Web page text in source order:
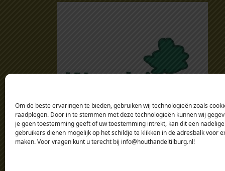
Om de beste ervaringen te bieden, gebruiken wij technologieën zoals
raadplegen. Door in te stemmen met deze technologieën kunnen wij
je geen toestemming geeft of uw toestemming intrekt, kan dit een
gebruikers dienen mogelijk op het schildje te klikken in de adresbalk
maken. Voor vragen kunt u terecht bij info@houthandeltilburg.nl!